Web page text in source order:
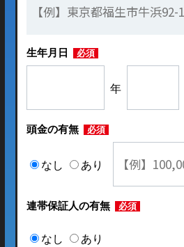
生年月日 必須
年
頭金の有無 必須
なし あり
連帯保証人の有無 必須
なし あり